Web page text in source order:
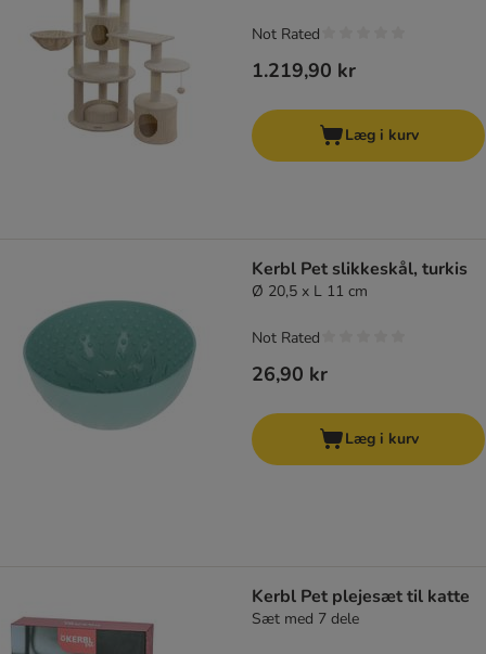
1.219,90 kr
Not Rated
Læg i kurv
Kerbl Pet slikkeskål, turkis
Ø 20,5 x L 11 cm
26,90 kr
Not Rated
Læg i kurv
Kerbl Pet plejesæt til katte
Sæt med 7 dele